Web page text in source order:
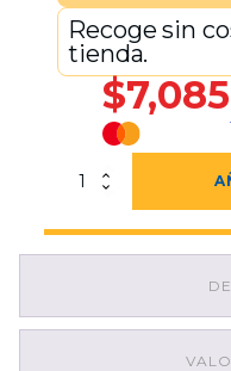
Recoge sin
tienda.
$
Estación
100HD